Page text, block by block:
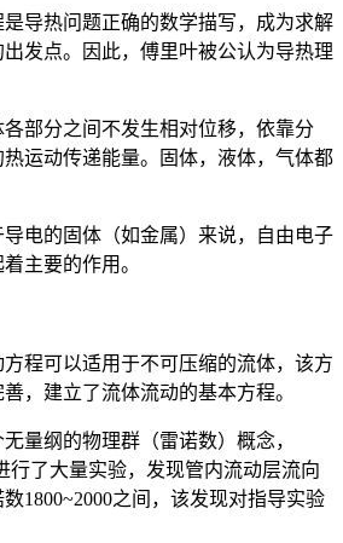
导热问题正确的数学描写，成为求解
发点。因此，傅里叶被公认为导热理
部分之间不发生相对位移，依靠分
运动传递能量。固体，液体，气体都
电的固体（如金属）来说，自由电子
主要的作用。
方程可以适用于不可压缩的流体，该方
，建立了流体流动的基本方程。
量纲的物理群（雷诺数）概念，
行了大量实验，发现管内流动层流向
1800~2000之间，该发现对指导实验